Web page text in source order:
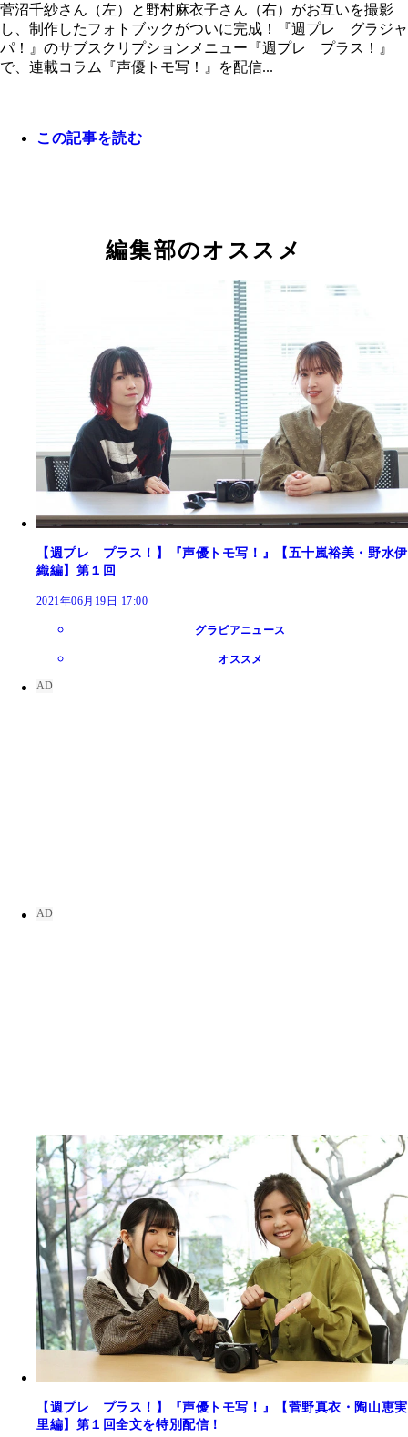
菅沼千紗さん（左）と野村麻衣子さん（右）がお互いを撮影
し、制作したフォトブックがついに完成！『週プレ グラジャ
パ！』のサブスクリプションメニュー『週プレ プラス！』
で、連載コラム『声優トモ写！』を配信...
この記事を読む
編集部のオススメ
【週プレ プラス！】『声優トモ写！』【五十嵐裕美・野水伊
織編】第１回
2021年06月19日 17:00
グラビアニュース
オススメ
【週プレ プラス！】『声優トモ写！』【菅野真衣・陶山恵実
里編】第１回全文を特別配信！